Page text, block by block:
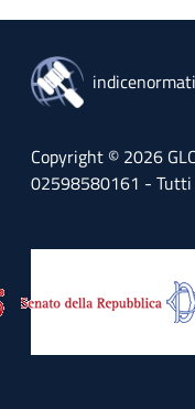
Copyright © 2026
02598580161 -